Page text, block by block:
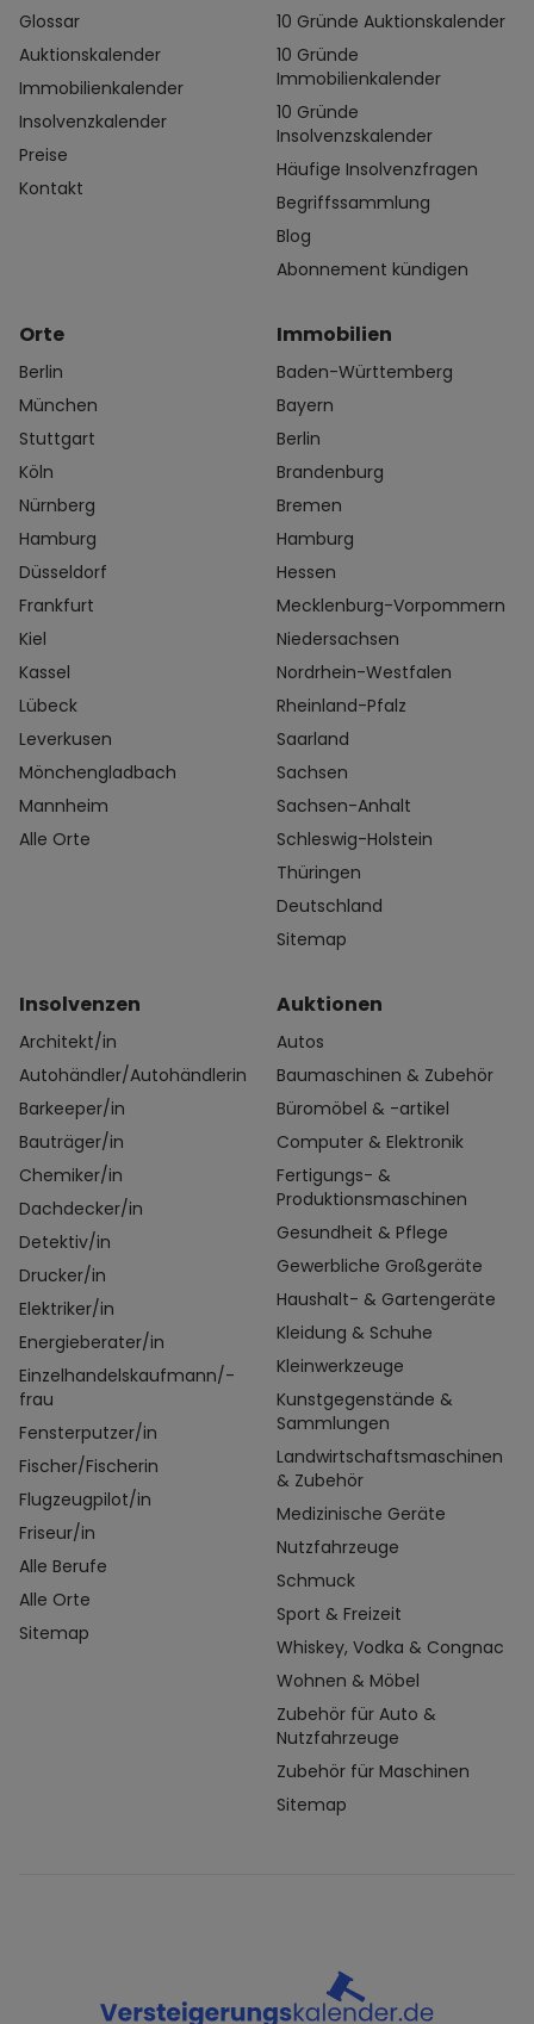
Glossar
Auktionskalender
Immobilienkalender
Insolvenzkalender
Preise
Kontakt
10 Gründe Auktionskalender
10 Gründe
Immobilienkalender
10 Gründe
Insolvenzskalender
Häufige Insolvenzfragen
Begriffssammlung
Blog
Abonnement kündigen
Orte
Berlin
München
Stuttgart
Köln
Nürnberg
Hamburg
Düsseldorf
Frankfurt
Kiel
Kassel
Lübeck
Leverkusen
Mönchengladbach
Mannheim
Alle Orte
Immobilien
Baden-Württemberg
Bayern
Berlin
Brandenburg
Bremen
Hamburg
Hessen
Mecklenburg-Vorpommern
Niedersachsen
Nordrhein-Westfalen
Rheinland-Pfalz
Saarland
Sachsen
Sachsen-Anhalt
Schleswig-Holstein
Thüringen
Deutschland
Sitemap
Insolvenzen
Architekt/in
Autohändler/Autohändlerin
Barkeeper/in
Bauträger/in
Chemiker/in
Dachdecker/in
Detektiv/in
Drucker/in
Elektriker/in
Energieberater/in
Einzelhandelskaufmann/-
frau
Fensterputzer/in
Fischer/Fischerin
Flugzeugpilot/in
Friseur/in
Alle Berufe
Alle Orte
Sitemap
Auktionen
Autos
Baumaschinen & Zubehör
Büromöbel & -artikel
Computer & Elektronik
Fertigungs- &
Produktionsmaschinen
Gesundheit & Pflege
Gewerbliche Großgeräte
Haushalt- & Gartengeräte
Kleidung & Schuhe
Kleinwerkzeuge
Kunstgegenstände &
Sammlungen
Landwirtschaftsmaschinen
& Zubehör
Medizinische Geräte
Nutzfahrzeuge
Schmuck
Sport & Freizeit
Whiskey, Vodka & Congnac
Wohnen & Möbel
Zubehör für Auto &
Nutzfahrzeuge
Zubehör für Maschinen
Sitemap